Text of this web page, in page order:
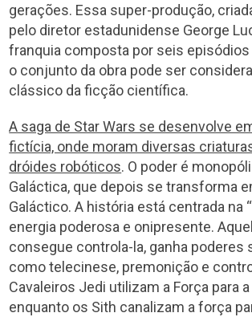
gerações. Essa super-produção,
pelo diretor estadunidense George
franquia composta por seis
o conjunto da obra pode ser
clássico da ficção científica.
A saga de Star Wars se desenvolve
fictícia, onde moram diversas
dróides robóticos. O poder é
Galáctica, que depois se transforma
Galáctico. A história está centrada na
energia poderosa e onipresente.
consegue controla-la, ganha poderes
como telecinese, premonição e
Cavaleiros Jedi utilizam a Força para
enquanto os Sith canalizam a força